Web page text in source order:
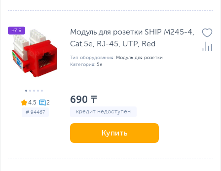
4.5
# 94467
+7 Б
Модуль для розетки SHIP M245-4,
Cat.5e, RJ-45, UTP, Red
Тип оборудования: Модуль для розетки
Категория: 5e
690 ₸
кредит недоступен
Купить